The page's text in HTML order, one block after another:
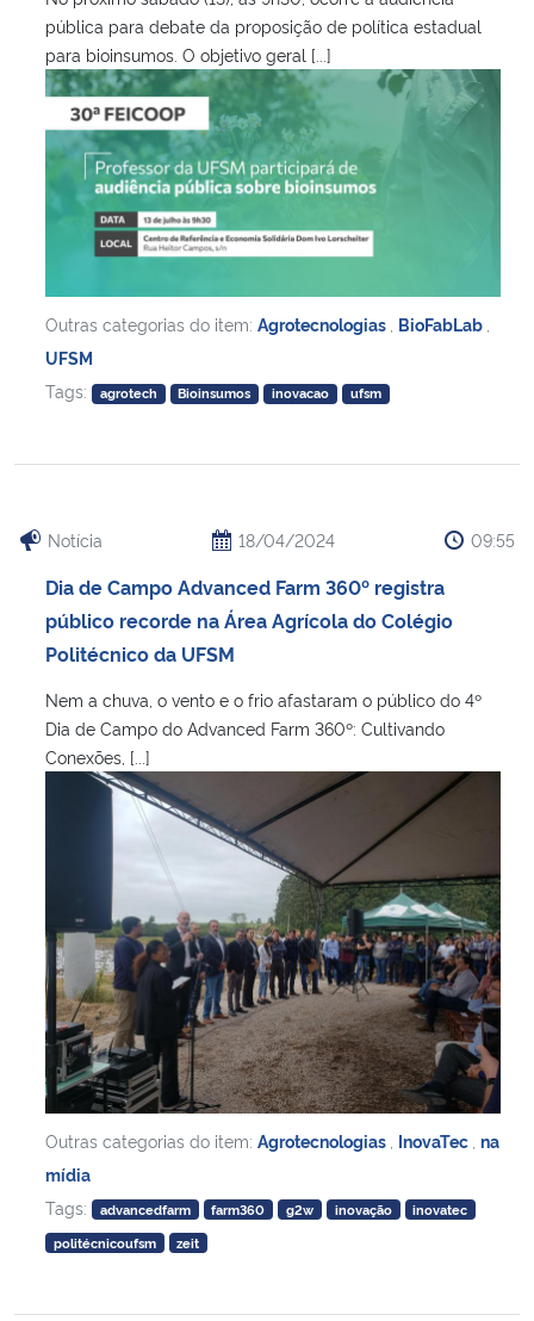
pública para debate da proposição de política estadual
para bioinsumos. O objetivo geral [...]
Outras categorias do item: Agrotecnologias BioFabLab
UFSM
Tags:
agrotech Bioinsumos inovacao ufsm
Notícia 18/04/2024 09:55
Dia de Campo Advanced Farm 360º registra
público recorde na Área Agrícola do Colégio
Politécnico da UFSM
Nem a chuva, o vento e o frio afastaram o público do 4º
Dia de Campo do Advanced Farm 360º: Cultivando
Conexões, [...]
Outras categorias do item: Agrotecnologias InovaTec na
mídia
Tags:
advancedfarm farm360 g2w inovação
inovatec
politécnicoufsm
zeit